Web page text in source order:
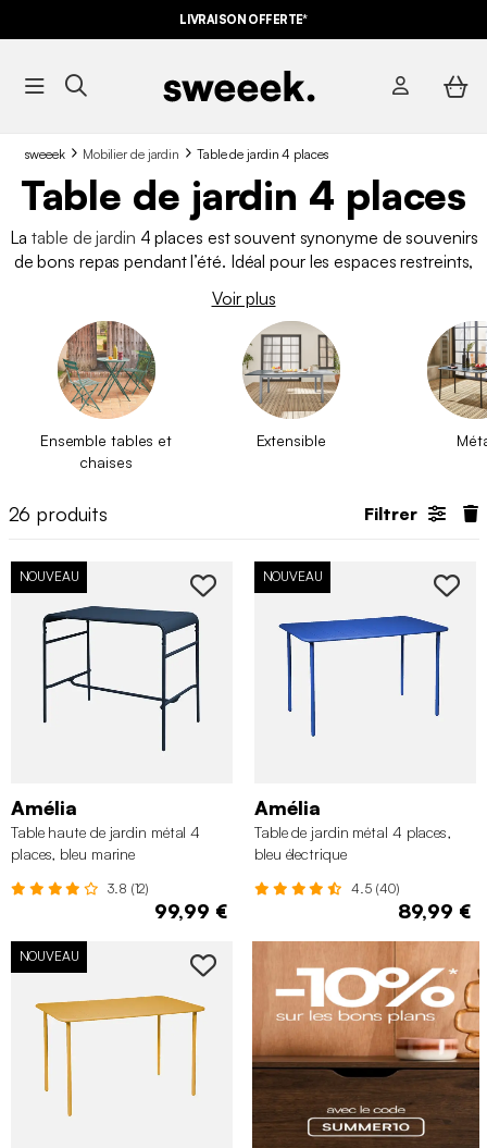
LIVRAISON OFFERTE*
sweeek Mobilier de jardin Table de jardin 4 places
Table de jardin 4 places
Latable de jardin 4 places est souvent synonyme de souvenirs
de bons repas pendant l’été. Idéal pour les espaces restreints,
moments conviviaux en petits comités. Qu’elle soit
ourectangulaire
, cette table de jardin se décline dans
de nombreuses tailles et dans de nombreuses matières. De
quoiaménager votre extérieuravec style pour l’été !
Voir plus
Ensemble tables et
chaises
Extensible
26 produits Filtrer
NOUVEAU
Amélia
Table haute de jardin métal 4
places, bleu marine
3.8 (12)
99,99 €
NOUVEAU
Amélia
Table de jardin métal 4 places,
bleu électrique
4.5 (40)
89,99 €
NOUVEAU